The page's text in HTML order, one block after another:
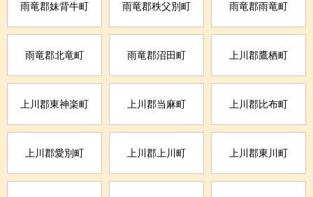
雨竜郡妹背牛町 雨竜郡秩父別町 雨竜郡雨竜町
雨竜郡北竜町 雨竜郡沼田町 上川郡鷹栖町
上川郡東神楽町 上川郡当麻町 上川郡比布町
上川郡愛別町 上川郡上川町 上川郡東川町